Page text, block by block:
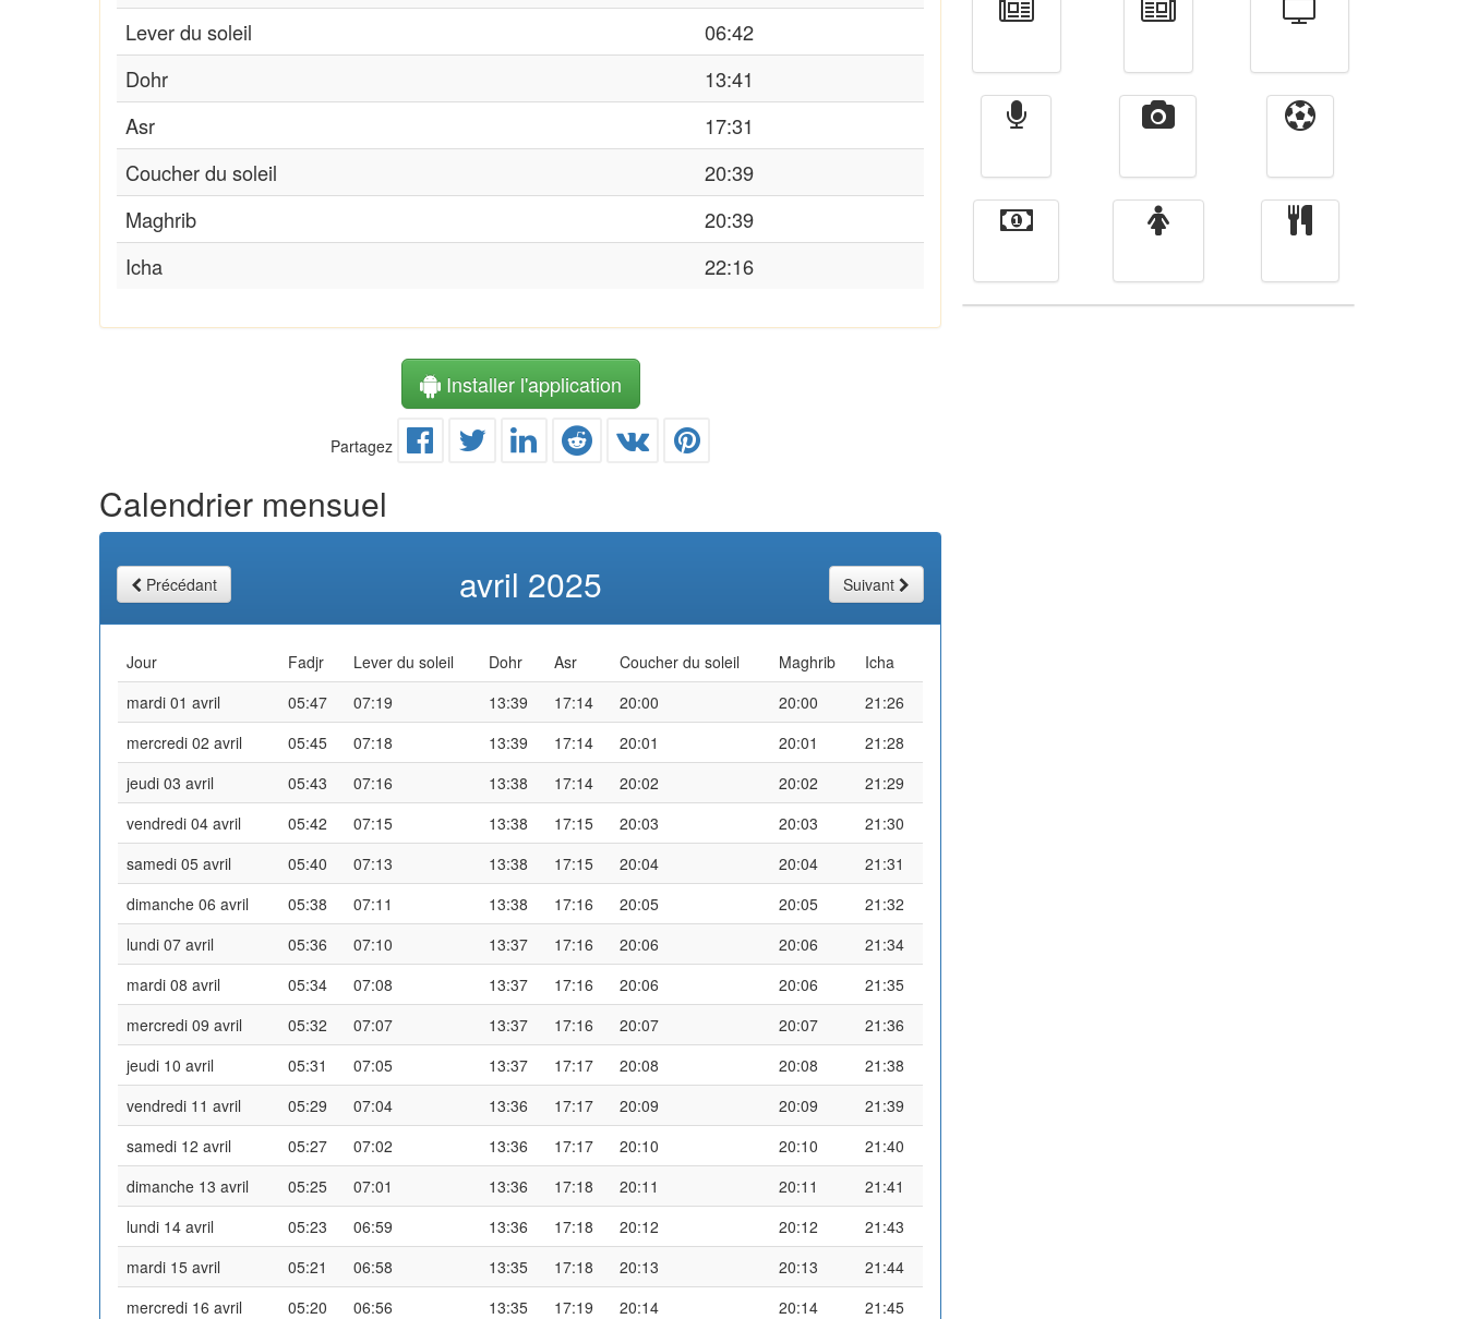
Lever du soleil
06:42
Dohr
13:41
Asr
17:31
Coucher du soleil
20:39
Maghrib
20:39
Icha
22:16
Installer l'application
Partagez
Calendrier mensuel
Précédant avril 2025 Suivant
Jour Fadjr Lever du soleil Dohr Asr Coucher du soleil Maghrib
Icha
mardi 01 avril
05:47 07:19 13:39 17:14 20:00 20:00
21:26
mercredi 02 avril
05:45 07:18 13:39 17:14 20:01 20:01
21:28
jeudi 03 avril
05:43 07:16 13:38 17:14 20:02 20:02
21:29
vendredi 04 avril
05:42 07:15 13:38 17:15 20:03 20:03
21:30
samedi 05 avril
05:40 07:13 13:38 17:15 20:04 20:04
21:31
dimanche 06 avril
05:38 07:11 13:38 17:16 20:05 20:05
21:32
lundi 07 avril
05:36 07:10 13:37 17:16 20:06 20:06
21:34
mardi 08 avril
05:34 07:08 13:37 17:16 20:06 20:06
21:35
mercredi 09 avril
05:32 07:07 13:37 17:16 20:07 20:07
21:36
jeudi 10 avril
05:31 07:05 13:37 17:17 20:08 20:08
21:38
vendredi 11 avril
05:29 07:04 13:36 17:17 20:09 20:09
21:39
samedi 12 avril
05:27 07:02 13:36 17:17 20:10 20:10
21:40
dimanche 13 avril
05:25 07:01 13:36 17:18 20:11 20:11
21:41
lundi 14 avril
05:23 06:59 13:36 17:18 20:12 20:12
21:43
mardi 15 avril
05:21 06:58 13:35 17:18 20:13 20:13
21:44
mercredi 16 avril
05:20 06:56 13:35 17:19 20:14 20:14
21:45